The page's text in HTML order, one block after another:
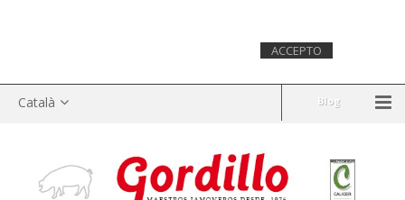
Català Blog
ACCEPTO